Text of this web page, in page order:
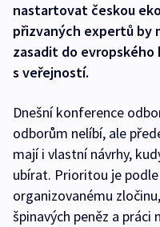
nastartovat českou
přizvaných expertů by
zasadit do
s veřejností.
Dnešní konference
odborům nelíbí, ale
mají i vlastní návrhy,
ubírat. Prioritou je
organizovanému
špinavých peněz a